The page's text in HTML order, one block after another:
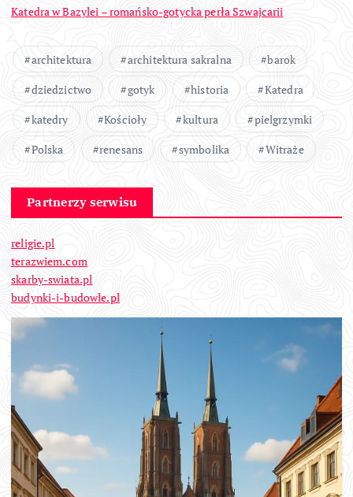
Katedra w Bazylei – romańsko-gotycka perła Szwajcarii
architektura architektura sakralna
barok
dziedzictwo
gotyk historia
Katedra
katedry
Kościoły kultura
pielgrzymki
Polska
renesans symbolika Witraże
Partnerzy serwisu
religie.pl
terazwiem.com
skarby-swiata.pl
budynki-i-budowle.pl